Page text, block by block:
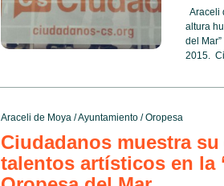
Araceli
altura
del
2015.
Araceli de Moya/Ayuntamiento/Oropesa
Ciudadanos muestra
talentos artísticos en la